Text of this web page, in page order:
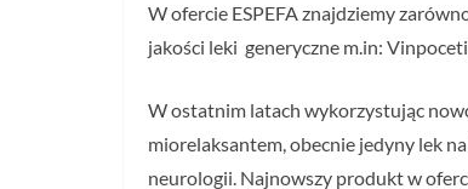
W ofercie ESPEFA znajdziemy
jakości leki generyczne m.in:
W ostatnim latach wykorzystując
miorelaksantem, obecnie jedyny lek
neurologii. Najnowszy produkt w